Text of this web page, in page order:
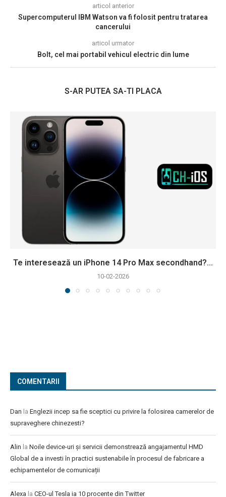
articol anterior
Supercomputerul IBM Watson va fi folosit pentru tratarea
cancerului
articol urmator
Bolt, cel mai portabil vehicul electric din lume
S-AR PUTEA SA-TI PLACA
Te interesează un iPhone 14 Pro Max secondhand?...
10-02-2026
COMENTARII
Dan la Englezii incep sa fie sceptici cu privire la folosirea camerelor de
supraveghere chinezesti?
Alin la Noile device-uri și servicii demonstrează angajamentul HMD
Global de a investi în practici sustenabile în procesul de fabricare a
echipamentelor de comunicații
Alexa la CEO-ul Tesla ia 10 procente din Twitter